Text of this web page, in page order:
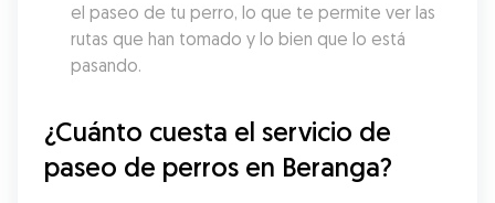
el paseo de tu perro, lo que te permite ver las
rutas que han tomado y lo bien que lo está
pasando.
¿Cuánto cuesta el servicio de
paseo de perros en Beranga?